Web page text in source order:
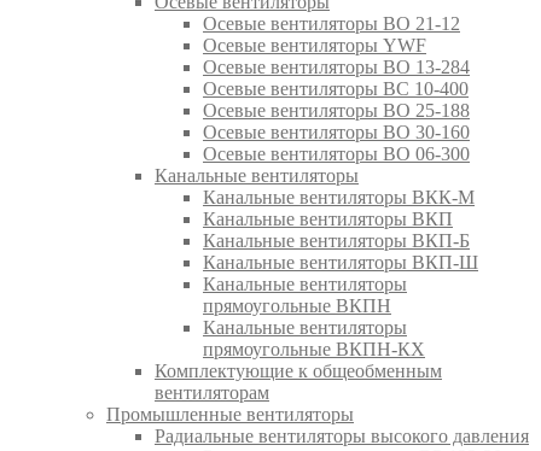
Осевые вентиляторы ВО 21-12
Осевые вентиляторы YWF
Осевые вентиляторы ВО 13-284
Осевые вентиляторы ВС 10-400
Осевые вентиляторы ВО 25-188
Осевые вентиляторы ВО 30-160
Осевые вентиляторы ВО 06-300
Канальные вентиляторы
Канальные вентиляторы ВКК-М
Канальные вентиляторы ВКП
Канальные вентиляторы ВКП-Б
Канальные вентиляторы ВКП-Ш
Канальные вентиляторы
прямоугольные ВКПН
Канальные вентиляторы
прямоугольные ВКПН-КХ
Комплектующие к общеобменным
вентиляторам
Промышленные вентиляторы
Радиальные вентиляторы высокого давления